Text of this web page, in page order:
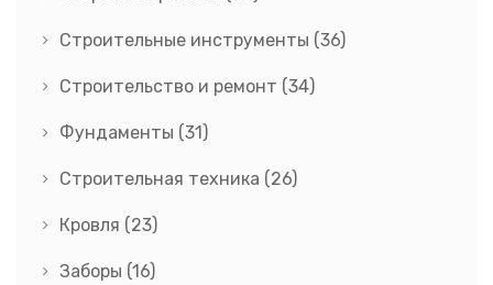
Строительные инструменты (36)
Строительство и ремонт (34)
Фундаменты (31)
Строительная техника (26)
Кровля (23)
Заборы (16)